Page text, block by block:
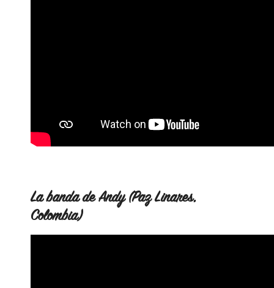
La banda de Andy (Paz Linares,
Colombia)